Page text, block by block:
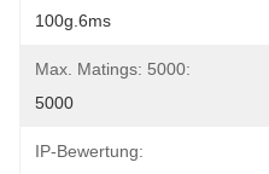
100g.6ms
Max. Matings: 5000:
5000
IP-Bewertung: